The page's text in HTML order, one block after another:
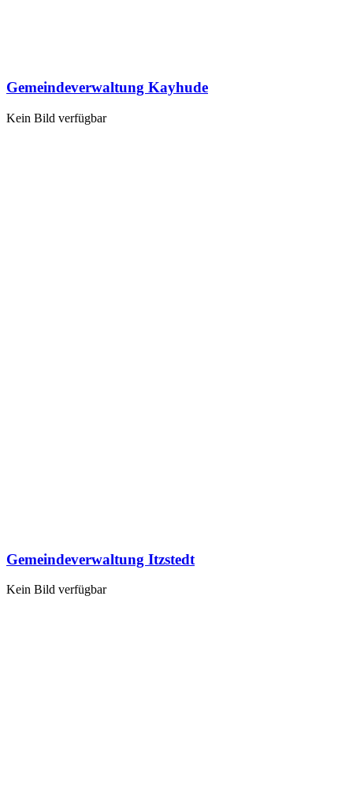
Gemeindeverwaltung Kayhude
Kein Bild verfügbar
Gemeindeverwaltung Itzstedt
Kein Bild verfügbar